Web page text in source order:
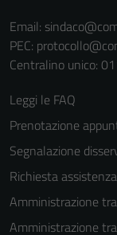
Email:
PEC:
Centralino unico:
Leggi le FAQ
Prenotazione
Segnalazione
Richiesta assistenza
Amministrazione
Amministrazione